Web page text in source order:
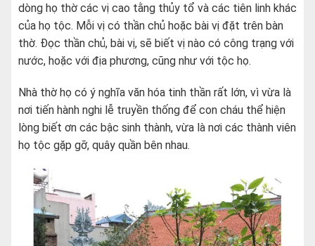
dòng họ thờ các vị cao tằng thủy tổ và các tiên linh khác
của họ tộc. Mỗi vị có thần chủ hoặc bài vị đặt trên bàn
thờ. Đọc thần chủ, bài vị, sẽ biết vị nào có công trạng với
nước, hoặc với địa phương, cũng như với tộc họ.
Nhà thờ họ có ý nghĩa văn hóa tinh thần rất lớn, vì vừa là
nơi tiến hành nghi lễ truyền thống để con cháu thể hiện
lòng biết ơn các bậc sinh thành, vừa là nơi các thành viên
họ tộc gặp gỡ, quây quần bên nhau.